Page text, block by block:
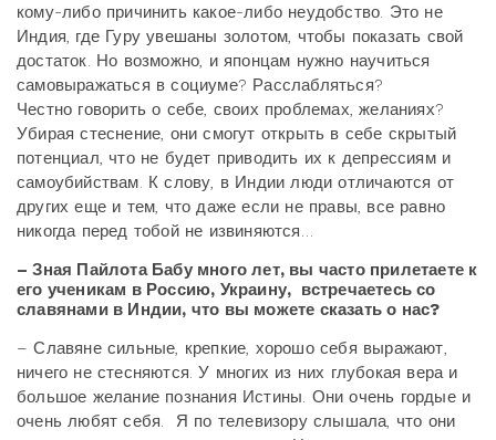
кому-либо причинить какое-либо неудобство. Это не
Индия, где Гуру увешаны золотом, чтобы показать свой
достаток. Но возможно, и японцам нужно научиться
самовыражаться в социуме? Расслабляться?
Честно говорить о себе, своих проблемах, желаниях?
Убирая стеснение, они смогут открыть в себе скрытый
потенциал, что не будет приводить их к депрессиям и
самоубийствам. К слову, в Индии люди отличаются от
других еще и тем, что даже если не правы, все равно
никогда перед тобой не извиняются…
– Зная Пайлота Бабу много лет, вы часто прилетаете к
его ученикам в Россию, Украину, встречаетесь со
славянами в Индии, что вы можете сказать о нас?
– Славяне сильные, крепкие, хорошо себя выражают,
ничего не стесняются. У многих из них глубокая вера и
большое желание познания Истины. Они очень гордые и
очень любят себя. Я по телевизору слышала, что они